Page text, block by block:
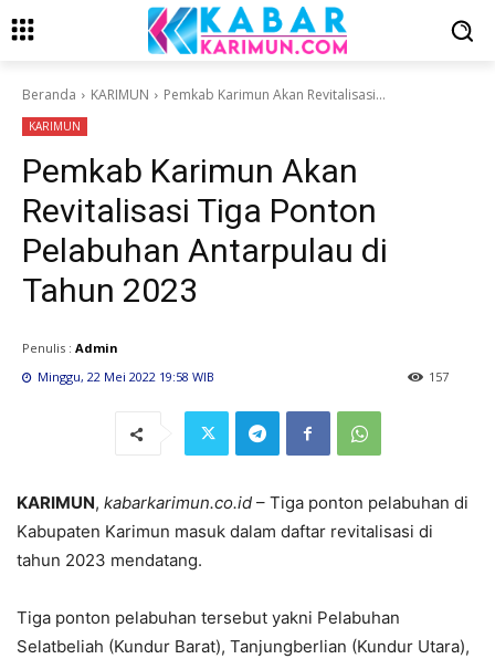
Beranda KARIMUN Pemkab Karimun Akan Revitalisasi...
KARIMUN
Pemkab Karimun Akan
Revitalisasi Tiga Ponton
Pelabuhan Antarpulau di
Tahun 2023
Penulis : Admin
Minggu, 22 Mei 2022 19:58 WIB
157
KARIMUN, kabarkarimun.co.id – Tiga ponton pelabuhan di
Kabupaten Karimun masuk dalam daftar revitalisasi di
tahun 2023 mendatang.
Tiga ponton pelabuhan tersebut yakni Pelabuhan
Selatbeliah (Kundur Barat), Tanjungberlian (Kundur Utara),